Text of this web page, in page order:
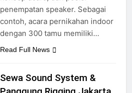
konsep acara, dan posisi
penempatan speaker. Sebagai
contoh, acara pernikahan indoor
dengan 300 tamu memiliki…
Sewa Sound System &